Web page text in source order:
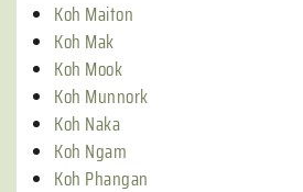
Koh Maiton
Koh Mak
Koh Mook
Koh Munnork
Koh Naka
Koh Ngam
Koh Phangan